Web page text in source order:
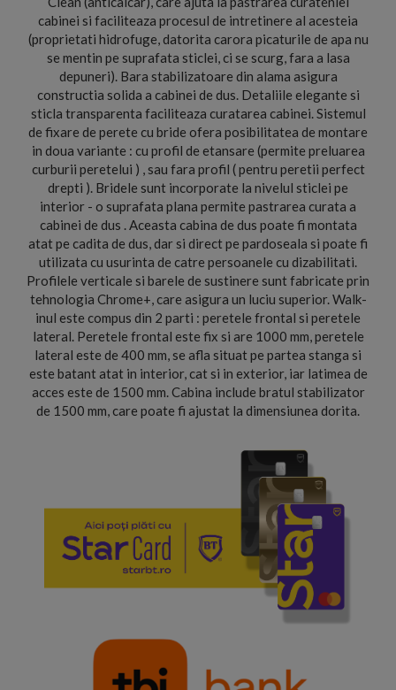
cabinei si faciliteaza procesul de intretinere al acesteia
(proprietati hidrofuge, datorita carora picaturile de apa nu
se mentin pe suprafata sticlei, ci se scurg, fara a lasa
depuneri). Bara stabilizatoare din alama asigura
constructia solida a cabinei de dus. Detaliile elegante si
sticla transparenta faciliteaza curatarea cabinei. Sistemul
de fixare de perete cu bride ofera posibilitatea de montare
in doua variante : cu profil de etansare (permite preluarea
curburii peretelui ) , sau fara profil ( pentru peretii perfect
drepti ). Bridele sunt incorporate la nivelul sticlei pe
interior - o suprafata plana permite pastrarea curata a
cabinei de dus . Aceasta cabina de dus poate fi montata
atat pe cadita de dus, dar si direct pe pardoseala si poate fi
utilizata cu usurinta de catre persoanele cu dizabilitati.
Profilele verticale si barele de sustinere sunt fabricate prin
tehnologia Chrome+, care asigura un luciu superior. Walk-
inul este compus din 2 parti : peretele frontal si peretele
lateral. Peretele frontal este fix si are 1000 mm, peretele
lateral este de 400 mm, se afla situat pe partea stanga si
este batant atat in interior, cat si in exterior, iar latimea de
acces este de 1500 mm. Cabina include bratul stabilizator
de 1500 mm, care poate fi ajustat la dimensiunea dorita.